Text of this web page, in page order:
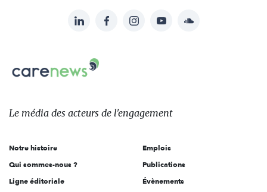
sur:
LinkedInFacebookInstagramYouTubeSoundcloud
Le
des
l'engagement
Le média des acteurs de l'engagement
Notre histoire
Qui sommes-nous ?
Ligne éditoriale
Emplois
Publications
Évènements